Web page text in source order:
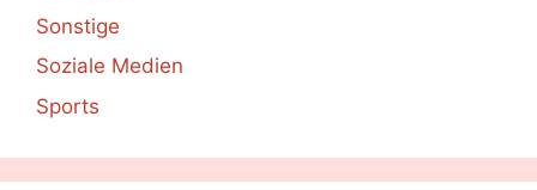
Sonstige
Soziale Medien
Sports